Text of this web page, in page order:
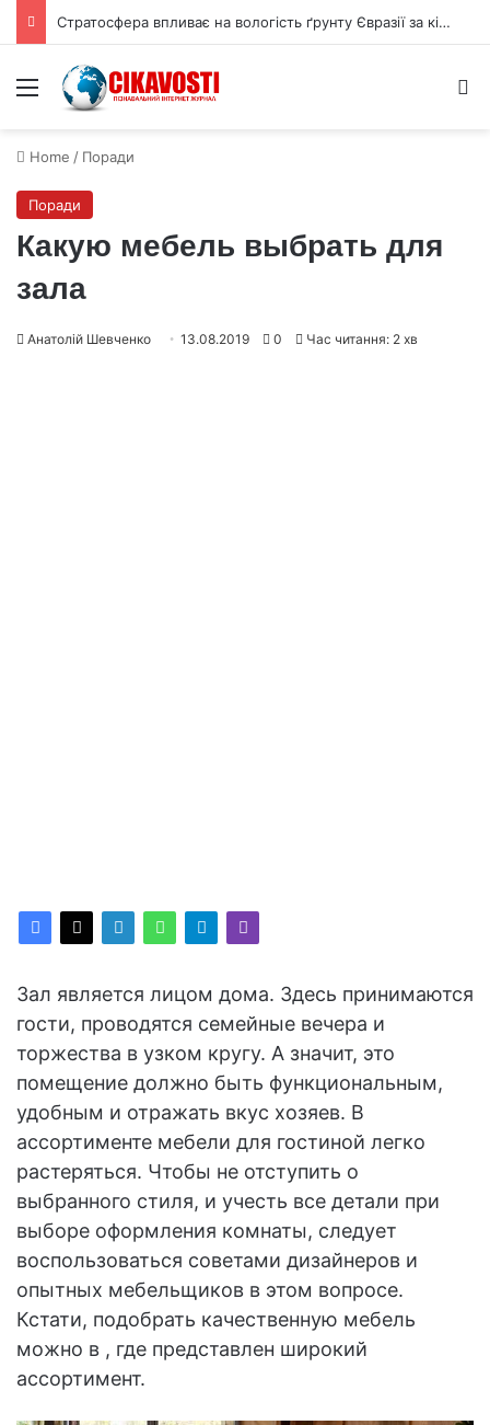
Стратосфера впливає на вологість ґрунту Євразії за кілька тижнів
Menu
Home / Поради
Поради
Какую мебель выбрать для
зала
Анатолій Шевченко 13.08.2019 0 Час читання: 2 хв
Зал является лицом дома. Здесь принимаются
гости, проводятся семейные вечера и
торжества в узком кругу. А значит, это
помещение должно быть функциональным,
удобным и отражать вкус хозяев. В
ассортименте мебели для гостиной легко
растеряться. Чтобы не отступить о
выбранного стиля, и учесть все детали при
выборе оформления комнаты, следует
воспользоваться советами дизайнеров и
опытных мебельщиков в этом вопросе.
Кстати, подобрать качественную мебель
можно в , где представлен широкий
ассортимент.